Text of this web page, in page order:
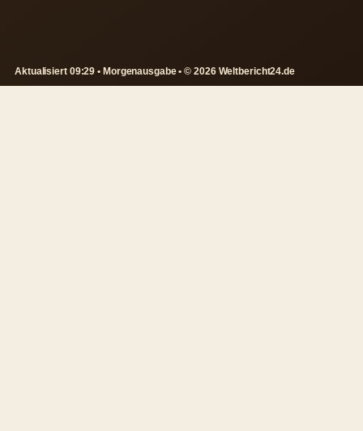
Aktualisiert 09:29 • Morgenausgabe • © 2026 Weltbericht24.de